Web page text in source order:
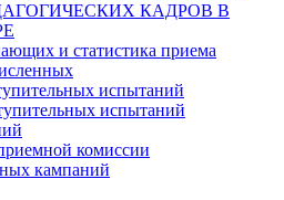
КАДРОВ В
и статистика приема
испытаний
испытаний
комиссии
кампаний